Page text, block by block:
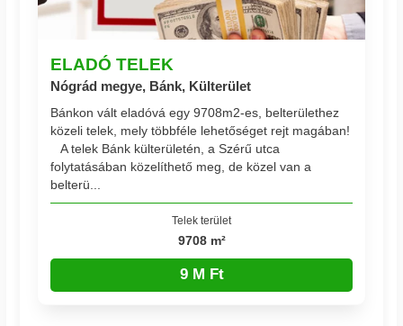
ELADÓ TELEK
Nógrád megye, Bánk, Külterület
Bánkon vált eladóvá egy 9708m2-es, belterülethez
közeli telek, mely többféle lehetőséget rejt magában!
A telek Bánk külterületén, a Szérű utca
folytatásában közelíthető meg, de közel van a
belterü...
Telek terület
9708 m²
9 M Ft